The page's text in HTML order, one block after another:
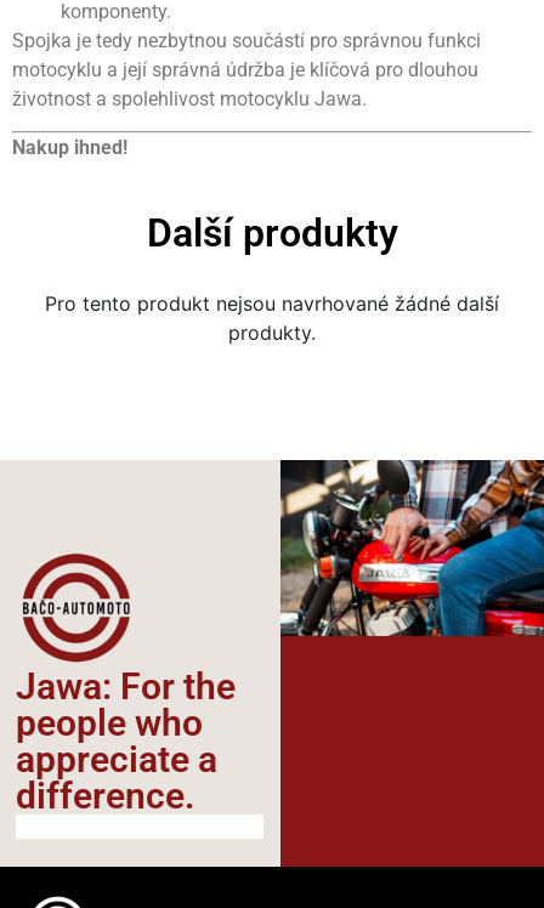
komponenty.
Spojka je tedy nezbytnou součástí pro správnou funkci
motocyklu a její správná údržba je klíčová pro dlouhou
životnost a spolehlivost motocyklu Jawa.
Nakup ihned!
Další produkty
Pro tento produkt nejsou navrhované žádné další
produkty.
Jawa: For the
people who
appreciate a
difference.​